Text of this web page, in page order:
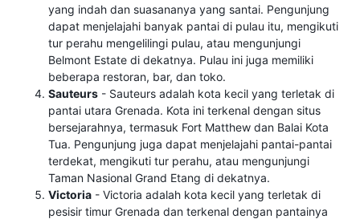
yang indah dan suasananya yang santai. Pengunjung
dapat menjelajahi banyak pantai di pulau itu, mengikuti
tur perahu mengelilingi pulau, atau mengunjungi
Belmont Estate di dekatnya. Pulau ini juga memiliki
beberapa restoran, bar, dan toko.
Sauteurs - Sauteurs adalah kota kecil yang terletak di
pantai utara Grenada. Kota ini terkenal dengan situs
bersejarahnya, termasuk Fort Matthew dan Balai Kota
Tua. Pengunjung juga dapat menjelajahi pantai-pantai
terdekat, mengikuti tur perahu, atau mengunjungi
Taman Nasional Grand Etang di dekatnya.
Victoria - Victoria adalah kota kecil yang terletak di
pesisir timur Grenada dan terkenal dengan pantainya